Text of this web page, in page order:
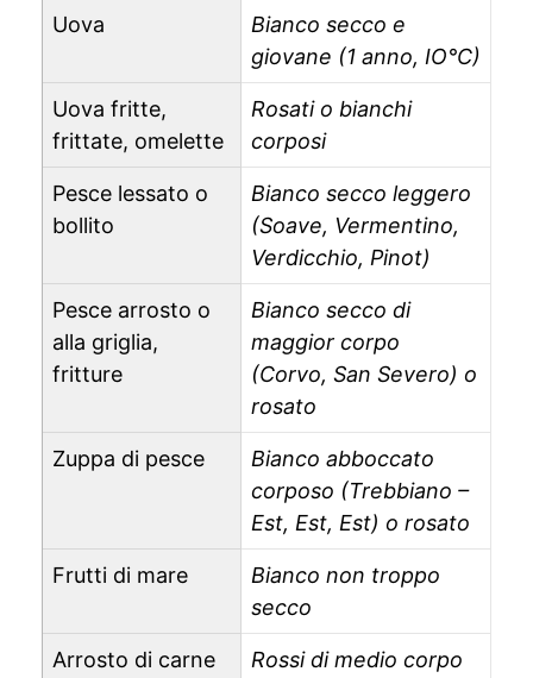
Uova
Bianco secco e
giovane (1 anno, IO°C)
Uova fritte,
frittate, omelette
Rosati o bianchi
corposi
Pesce lessato o
bollito
Bianco secco leggero
(Soave, Vermentino,
Verdicchio, Pinot)
Pesce arrosto o
alla griglia,
fritture
Bianco secco di
maggior corpo
(Corvo, San Severo) o
rosato
Zuppa di pesce
Bianco abboccato
corposo (Trebbiano –
Est, Est, Est) o rosato
Frutti di mare
Bianco non troppo
secco
Arrosto di carne
Rossi di medio corpo